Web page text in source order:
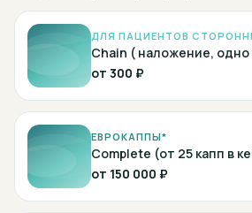
ДЛЯ ПАЦИЕНТОВ
Chain ( наложение, одно
от 300 ₽
ЕВРОКАППЫ*
Complete (от 25 капп в
от 150 000 ₽